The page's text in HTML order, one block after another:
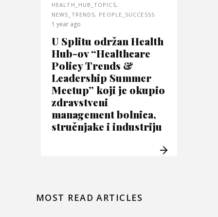
HEALTH_HUB_TOPICS,
NEWS_TRENDS, PEOPLE_SUCCESSS
1 year ago
U Splitu održan Health
Hub-ov “Healthcare
Policy Trends &
Leadership Summer
Meetup” koji je okupio
zdravstveni
management bolnica,
stručnjake i industriju
MOST READ ARTICLES